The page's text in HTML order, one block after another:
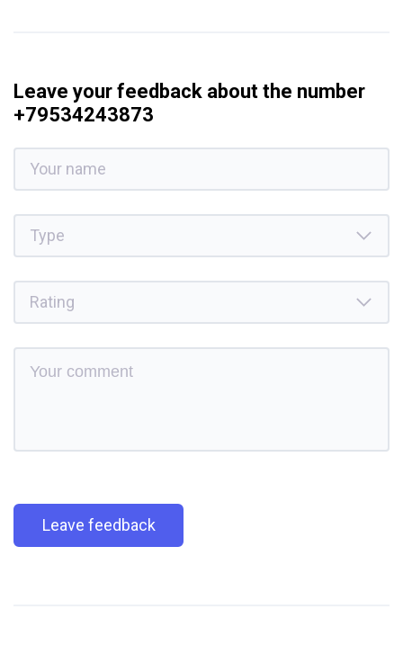
Leave your feedback about the number
+79534243873
Leave feedback